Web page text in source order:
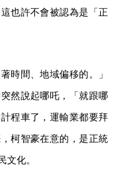
也許不會被認為是「正
時間、地域偏移的。」
然說起哪吒，「就跟哪
程車了，運輸業都要拜
柯智豪在意的，是正統
文化。